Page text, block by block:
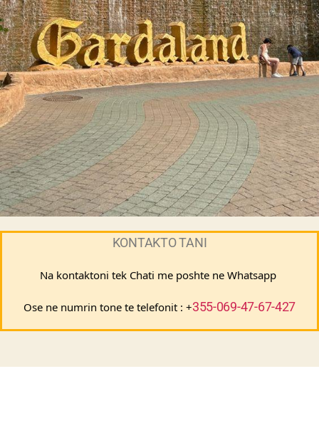
KONTAKTO TANI
Na kontaktoni tek Chati me poshte ne Whatsapp
Ose ne numrin tone te telefonit : +355-069-47-67-427